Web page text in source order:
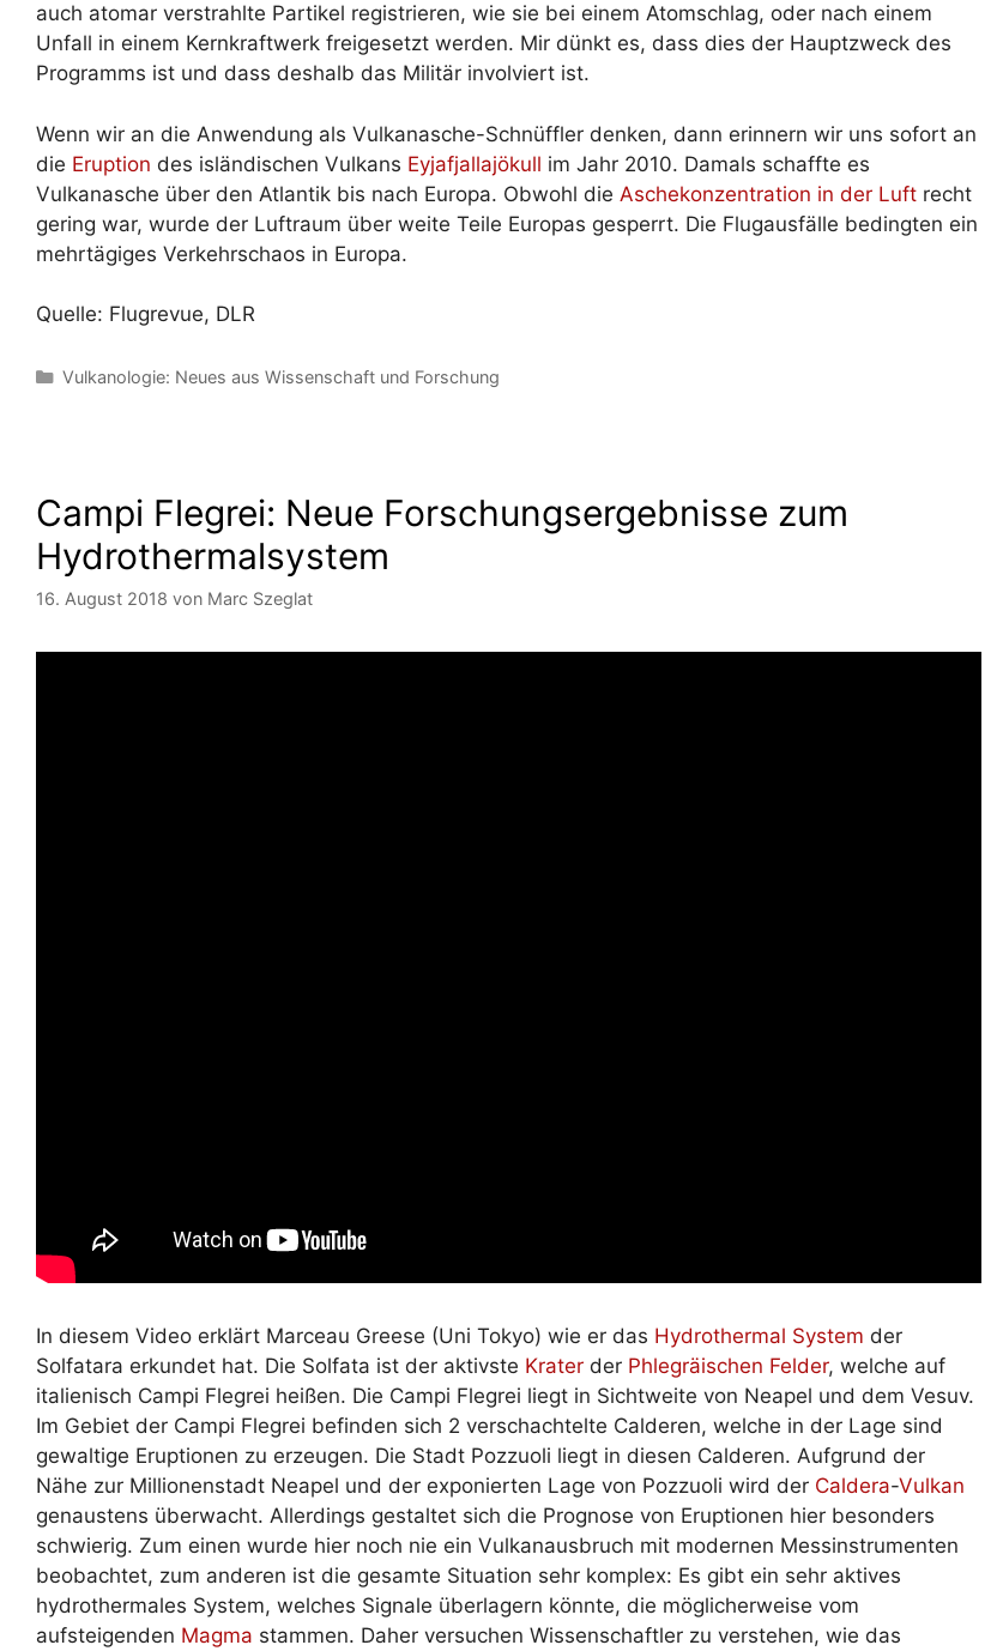
auch atomar verstrahlte Partikel registrieren, wie sie bei einem Atomschlag, oder nach einem
Unfall in einem Kernkraftwerk freigesetzt werden. Mir dünkt es, dass dies der Hauptzweck des
Programms ist und dass deshalb das Militär involviert ist.
Wenn wir an die Anwendung als Vulkanasche-Schnüffler denken, dann erinnern wir uns sofort an
die Eruption des isländischen Vulkans Eyjafjallajökull im Jahr 2010. Damals schaffte es
Vulkanasche über den Atlantik bis nach Europa. Obwohl die Aschekonzentration in der Luft recht
gering war, wurde der Luftraum über weite Teile Europas gesperrt. Die Flugausfälle bedingten ein
mehrtägiges Verkehrschaos in Europa.
Quelle: Flugrevue, DLR
Kategorien
Vulkanologie: Neues aus Wissenschaft und Forschung
Campi Flegrei: Neue Forschungsergebnisse zum
Hydrothermalsystem
16. August 2018 von Marc Szeglat
In diesem Video erklärt Marceau Greese (Uni Tokyo) wie er das Hydrothermal System der
Solfatara erkundet hat. Die Solfata ist der aktivste Krater der Phlegräischen Felder, welche auf
italienisch Campi Flegrei heißen. Die Campi Flegrei liegt in Sichtweite von Neapel und dem Vesuv.
Im Gebiet der Campi Flegrei befinden sich 2 verschachtelte Calderen, welche in der Lage sind
gewaltige Eruptionen zu erzeugen. Die Stadt Pozzuoli liegt in diesen Calderen. Aufgrund der
Nähe zur Millionenstadt Neapel und der exponierten Lage von Pozzuoli wird der Caldera-Vulkan
genaustens überwacht. Allerdings gestaltet sich die Prognose von Eruptionen hier besonders
schwierig. Zum einen wurde hier noch nie ein Vulkanausbruch mit modernen Messinstrumenten
beobachtet, zum anderen ist die gesamte Situation sehr komplex: Es gibt ein sehr aktives
hydrothermales System, welches Signale überlagern könnte, die möglicherweise vom
aufsteigenden Magma stammen. Daher versuchen Wissenschaftler zu verstehen, wie das